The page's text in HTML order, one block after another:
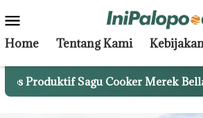
to
contentMenu
Home Tentang Kami
Sagu Cooker Merek Bellatrix